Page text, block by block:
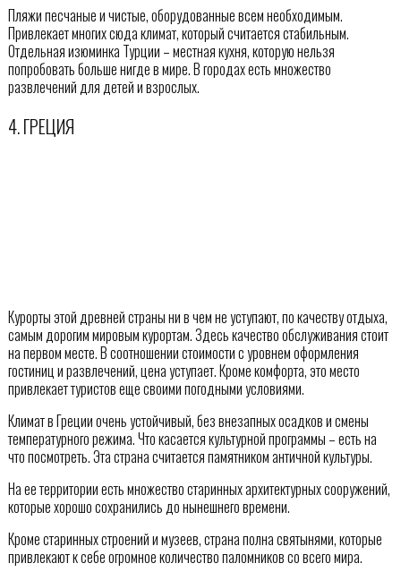
Пляжи песчаные и чистые, оборудованные всем необходимым.
Привлекает многих сюда климат, который считается стабильным.
Отдельная изюминка Турции – местная кухня, которую нельзя
попробовать больше нигде в мире. В городах есть множество
развлечений для детей и взрослых.
4. ГРЕЦИЯ
Курорты этой древней страны ни в чем не уступают, по качеству отдыха,
самым дорогим мировым курортам. Здесь качество обслуживания стоит
на первом месте. В соотношении стоимости с уровнем оформления
гостиниц и развлечений, цена уступает. Кроме комфорта, это место
привлекает туристов еще своими погодными условиями.
Климат в Греции очень устойчивый, без внезапных осадков и смены
температурного режима. Что касается культурной программы – есть на
что посмотреть. Эта страна считается памятником античной культуры.
На ее территории есть множество старинных архитектурных сооружений,
которые хорошо сохранились до нынешнего времени.
Кроме старинных строений и музеев, страна полна святынями, которые
привлекают к себе огромное количество паломников со всего мира.